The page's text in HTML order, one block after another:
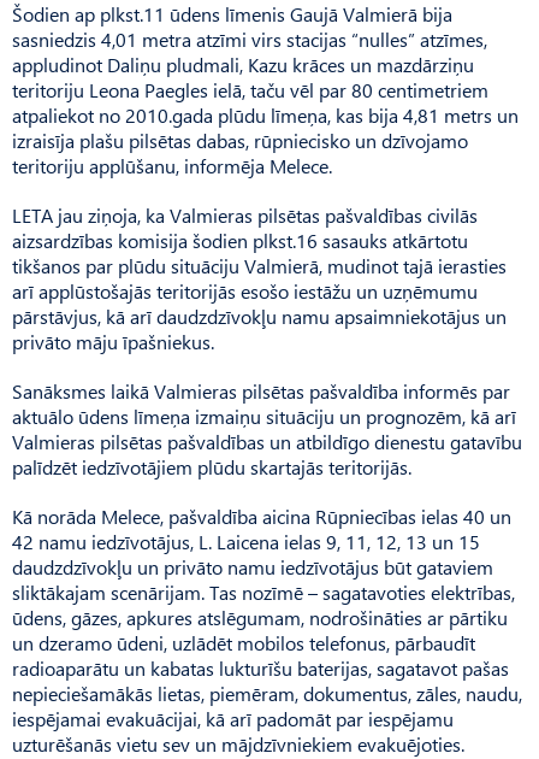
Šodien ap plkst.11 ūdens līmenis Gaujā Valmierā bija
sasniedzis 4,01 metra atzīmi virs stacijas “nulles” atzīmes,
appludinot Daliņu pludmali, Kazu krāces un mazdārziņu
teritoriju Leona Paegles ielā, taču vēl par 80 centimetriem
atpaliekot no 2010.gada plūdu līmeņa, kas bija 4,81 metrs un
izraisīja plašu pilsētas dabas, rūpniecisko un dzīvojamo
teritoriju applūšanu, informēja Melece.
LETA jau ziņoja, ka Valmieras pilsētas pašvaldības civilās
aizsardzības komisija šodien plkst.16 sasauks atkārtotu
tikšanos par plūdu situāciju Valmierā, mudinot tajā ierasties
arī applūstošajās teritorijās esošo iestāžu un uzņēmumu
pārstāvjus, kā arī daudzdzīvokļu namu apsaimniekotājus un
privāto māju īpašniekus.
Sanāksmes laikā Valmieras pilsētas pašvaldība informēs par
aktuālo ūdens līmeņa izmaiņu situāciju un prognozēm, kā arī
Valmieras pilsētas pašvaldības un atbildīgo dienestu gatavību
palīdzēt iedzīvotājiem plūdu skartajās teritorijās.
Kā norāda Melece, pašvaldība aicina Rūpniecības ielas 40 un
42 namu iedzīvotājus, L. Laicena ielas 9, 11, 12, 13 un 15
daudzdzīvokļu un privāto namu iedzīvotājus būt gataviem
sliktākajam scenārijam. Tas nozīmē – sagatavoties elektrības,
ūdens, gāzes, apkures atslēgumam, nodrošināties ar pārtiku
un dzeramo ūdeni, uzlādēt mobilos telefonus, pārbaudīt
radioaparātu un kabatas lukturīšu baterijas, sagatavot pašas
nepieciešamākās lietas, piemēram, dokumentus, zāles, naudu,
iespējamai evakuācijai, kā arī padomāt par iespējamu
uzturēšanās vietu sev un mājdzīvniekiem evakuējoties.